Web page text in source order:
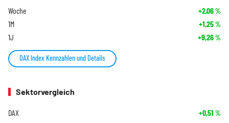
Woche +2,06%
1M +1,25%
1J +9,26%
DAX Index Kennzahlen und Details
Sektorvergleich
DAX +0,51 %